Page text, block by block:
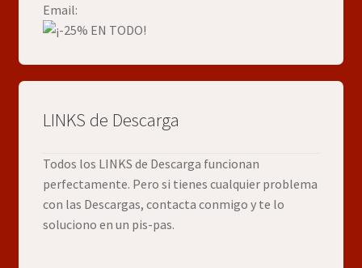
Email:
LINKS de Descarga
Todos los LINKS de Descarga funcionan
perfectamente. Pero si tienes cualquier problema
con las Descargas, contacta conmigo y te lo
soluciono en un pis-pas.